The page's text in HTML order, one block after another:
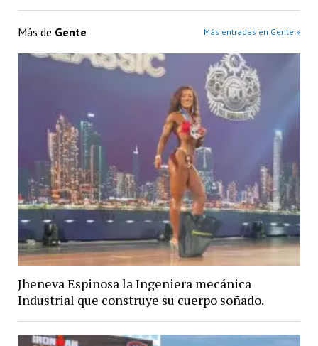
Más de Gente Más entradas en Gente »
Jheneva Espinosa la Ingeniera mecánica
Industrial que construye su cuerpo soñado.